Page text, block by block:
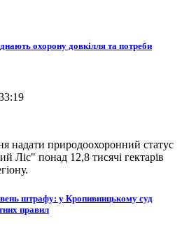
охорону довкілля та потреби
надати природоохоронний статус
Ліс" понад 12,8 тисячі гектарів
штрафу: у Кропивницькому суд
правил